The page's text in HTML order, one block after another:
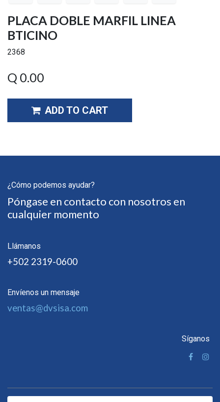
PLACA DOBLE MARFIL LINEA
BTICINO
2368
Q 0.00
ADD TO CART
¿Cómo podemos ayudar?
Póngase en contacto con nosotros en
cualquier momento
Llámanos
+502 2319-0600
Envíenos un mensaje
ventas@dvsisa.com
Síganos